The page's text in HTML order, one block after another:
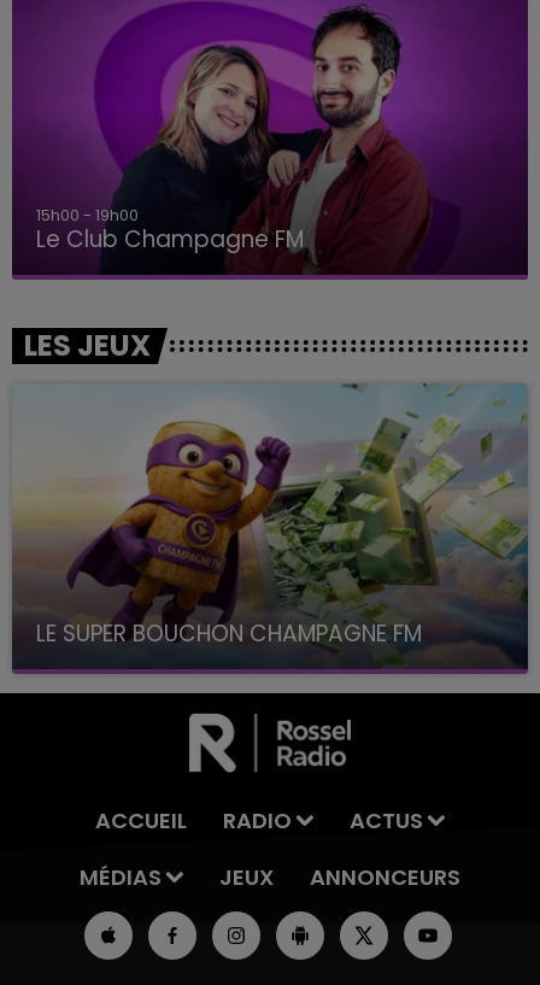
15h00 - 19h00
Le Club Champagne FM
LES JEUX
LE SUPER BOUCHON CHAMPAGNE FM
avec La Famille Champagne FM, à 8H10
ACCUEIL RADIO
ACTUS
MÉDIAS
JEUX ANNONCEURS